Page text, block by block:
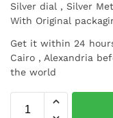
Silver dial , Silver
With Original
Get it within 24
Cairo , Alexandria
the world